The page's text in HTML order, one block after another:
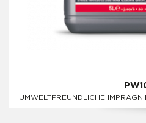
UMWELTFREUNDLICHE